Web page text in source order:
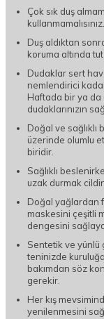
Çok sık duş
kullanmamalısınız.
Duş aldıktan
koruma altında
Dudaklar sert
nemlendirici
Haftada bir ya da
dudaklarınızın
Doğal ve sağlıklı
üzerinde olumlu
biridir.
Sağlıklı
uzak durmak
Doğal yağlardan
maskesini çeşitli
dengesini
Sentetik ve yünlü
teninizde
bakımdan söz
gerekir.
Her kış
yenilenmesini